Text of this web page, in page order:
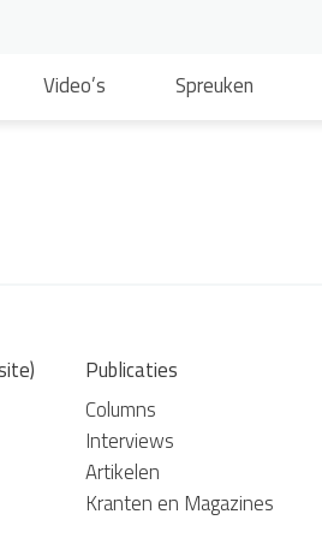
Video’s Spreuken
Publicaties
Columns
Interviews
Artikelen
Kranten en Magazines